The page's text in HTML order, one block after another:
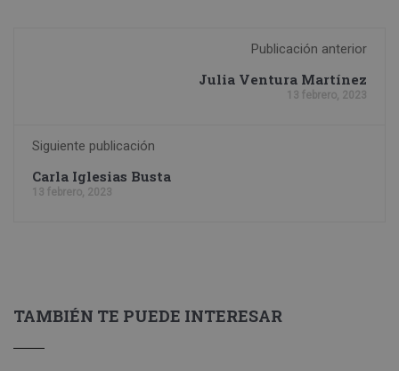
Publicación anterior
Julia Ventura Martínez
13 febrero, 2023
Siguiente publicación
Carla Iglesias Busta
13 febrero, 2023
TAMBIÉN TE PUEDE INTERESAR